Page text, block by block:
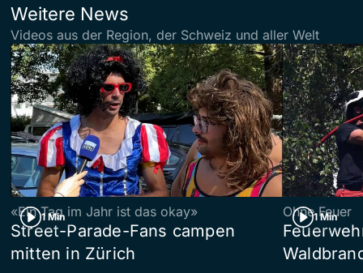
Weitere News
Videos aus der Region, der Schweiz und aller Welt
1 Min
«Ein Tag im Jahr ist das okay»
Street-Parade-Fans campen
mitten in Zürich
1 Min
Ohne Feuer